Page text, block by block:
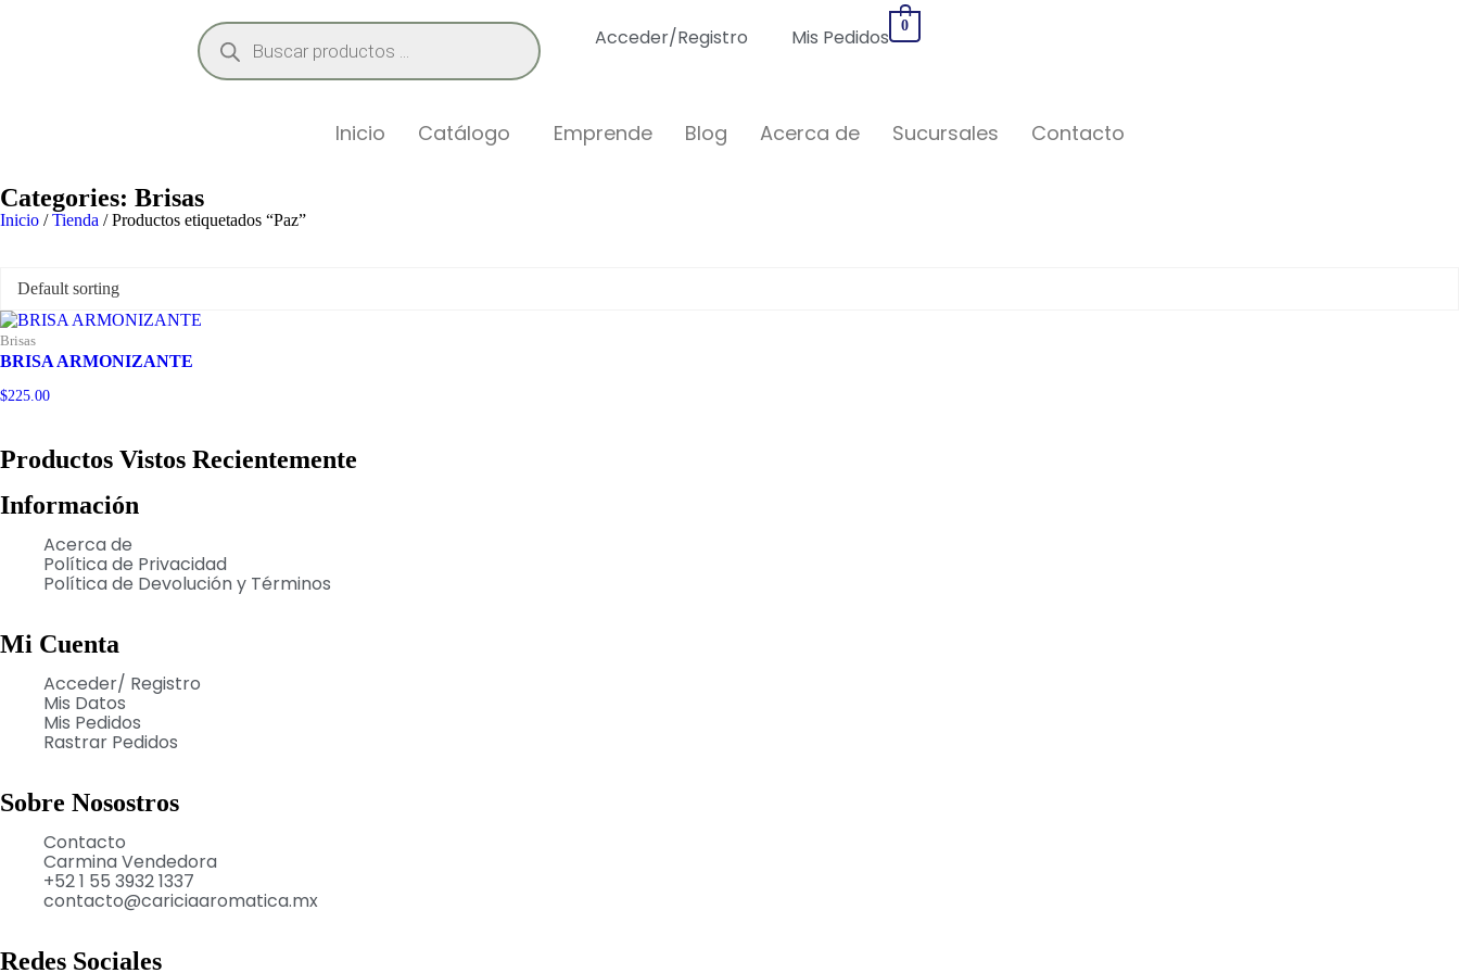
Acceder/Registro Mis Pedidos 0
Inicio Catálogo Emprende Blog Acerca de Sucursales Contacto
Categories: Brisas
Inicio /Tienda / Productos etiquetados “Paz”
Brisas
BRISA ARMONIZANTE
$225.00
Productos Vistos Recientemente
Información
Acerca de
Política de Privacidad
Política de Devolución y Términos
Mi Cuenta
Acceder/ Registro
Mis Datos
Mis Pedidos
Rastrar Pedidos
Sobre Nosostros
Contacto
Carmina Vendedora
+52 1 55 3932 1337
contacto@cariciaaromatica.mx
Redes Sociales